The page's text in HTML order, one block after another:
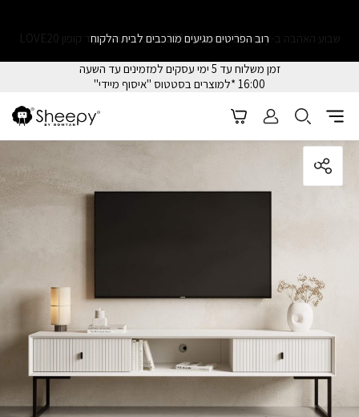
זמן משלוח עד 5 ימי עסקים למזמינים עד השעה
16:00 *למוצרים בסטטוס "איסוף מיידי"
רוב הפריטים מגיעים מורכבים לבית הלקוח שבוע האהבה ב-Sheepy הנחה של 20% על כל האתר בקוד קופון LOVE20